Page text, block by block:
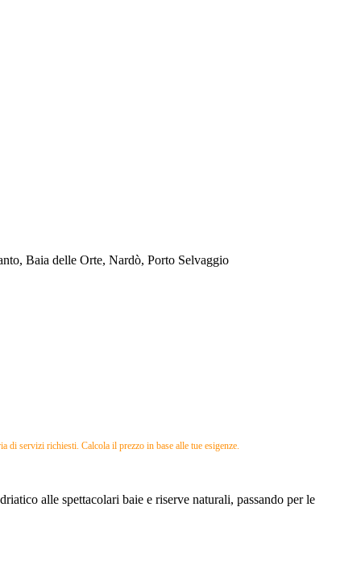
Baia delle Orte, Nardò, Porto Selvaggio
di servizi richiesti. Calcola il prezzo in base alle tue esigenze.
alle spettacolari baie e riserve naturali, passando per le